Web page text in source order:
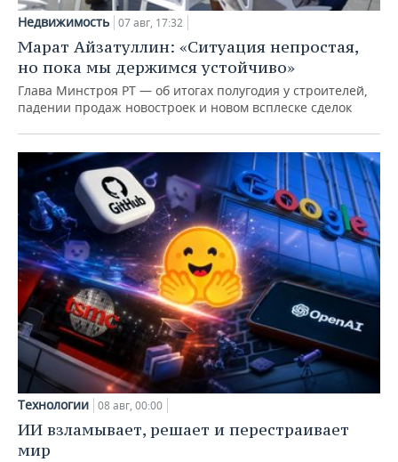
Недвижимость 07 авг, 17:32
Марат Айзатуллин: «Ситуация непростая,
но пока мы держимся устойчиво»
Глава Минстроя РТ — об итогах полугодия у строителей,
падении продаж новостроек и новом всплеске сделок
Технологии 08 авг, 00:00
ИИ взламывает, решает и перестраивает
мир